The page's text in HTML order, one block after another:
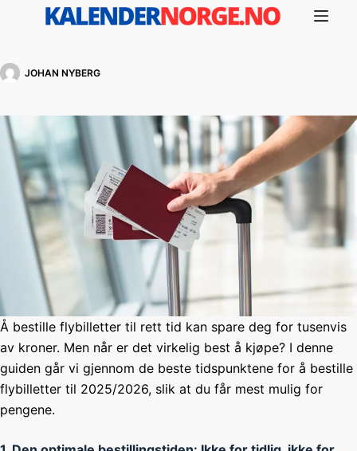
JOHAN NYBERG
Å bestille flybilletter til rett tid kan spare deg for tusenvis
av kroner. Men når er det virkelig best å kjøpe? I denne
guiden går vi gjennom de beste tidspunktene for å bestille
flybilletter til 2025/2026, slik at du får mest mulig for
pengene.